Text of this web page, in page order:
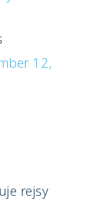
12,
rejsy
2019